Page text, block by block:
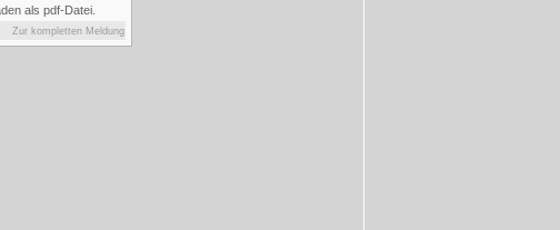
die Erhebungsjahre
als pdf-Datei.